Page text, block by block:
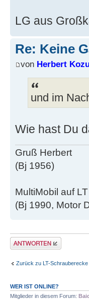
LG aus
Re: Keine
von Herbert
und im
Wie hast Du
Gruß Herbert
(Bj 1956)
MultiMobil auf
(Bj 1990, Motor
Antwort erstellen
Zurück zu LT-Schrauberecke
WER IST ONLINE?
Mitglieder in diesem Forum: